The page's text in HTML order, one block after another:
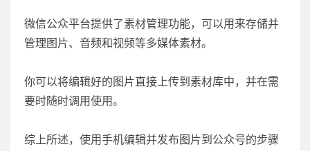
微信公众平台提供了素材管理功能，可以用来存储并
管理图片、音频和视频等多媒体素材。
你可以将编辑好的图片直接上传到素材库中，并在需
要时随时调用使用。
综上所述，使用手机编辑并发布图片到公众号的步骤